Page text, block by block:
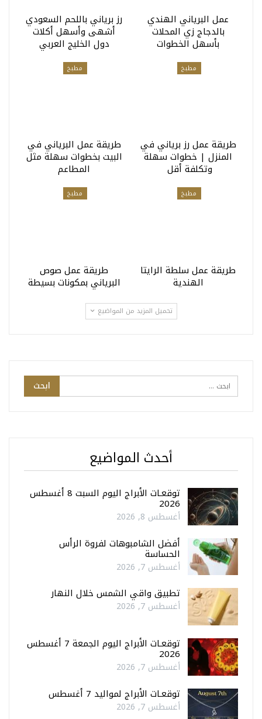
عمل البرياني الهندي
بالدجاج زي المحلات
بأسهل الخطوات
رز برياني باللحم السعودي
أشهى وأسهل أكلات
دول الخليج العربي
مطبخ
طريقة عمل رز برياني في
المنزل | خطوات سهلة
وتكلفة أقل
مطبخ
طريقة عمل البرياني في
البيت بخطوات سهلة مثل
المطاعم
مطبخ
طريقة عمل سلطة الرايتا
الهندية
مطبخ
طريقة عمل صوص
البرياني بمكونات بسيطة
تحميل المزيد من المواضيع
أحدث المواضيع
توقعـات الأبراج اليوم السبت 8 أغسطس
2026
أغسطس 8, 2026
أفضل الشامبوهات لفروة الرأس
الحساسة
أغسطس 7, 2026
تطبيق واقي الشمس خلال النهار
أغسطس 7, 2026
توقعـات الأبراج اليوم الجمعة 7 أغسطس
2026
أغسطس 7, 2026
توقعـات الأبراج لمواليد 7 أغسطس
أغسطس 7, 2026